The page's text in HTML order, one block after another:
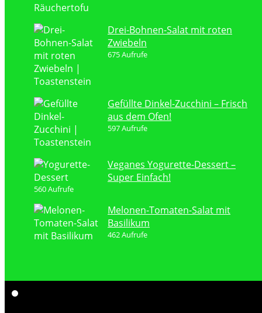
Drei-Bohnen-Salat mit roten
Zwiebeln
675 Aufrufe
Gefüllte Dinkel-Zucchini – Frisch
aus dem Ofen!
597 Aufrufe
Veganes Yogurette-Dessert –
Super Einfach!
560 Aufrufe
Melonen-Tomaten-Salat mit
Basilikum
462 Aufrufe